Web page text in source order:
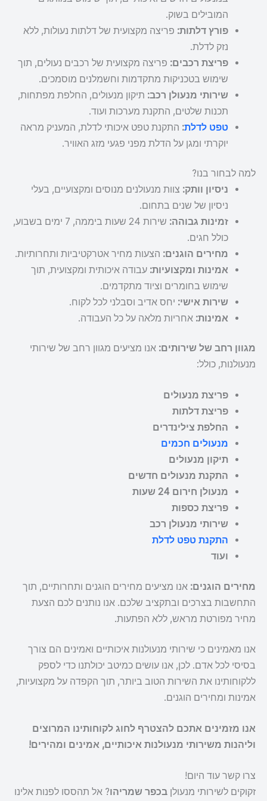
המובילים בשוק.
פורץ דלתות: פריצה מקצועית של דלתות נעולות, ללא
נזק לדלת.
פריצת רכבים: פריצה מקצועית של רכבים נעולים, תוך
שימוש בטכניקות מתקדמות וחשמלנים מוסמכים.
שירותי מנעולן רכב: תיקון מנעולים, החלפת מפתחות,
תכנות שלטים, התקנת מערכות ועוד.
טפט לדלת: התקנת טפט איכותי לדלת, המעניק מראה
יוקרתי ומגן על הדלת מפני פגעי מזג האוויר.
למה לבחור בנו?
ניסיון וותק: צוות מנעולנים מנוסים ומקצועיים, בעלי
ניסיון של שנים בתחום.
זמינות גבוהה:
שירות 24 שעות ביממה, 7 ימים בשבוע,
כולל חגים.
מחירים הוגנים: הצעות מחיר אטרקטיביות ותחרותיות.
אמינות ומקצועיות: עבודה איכותית ומקצועית, תוך
שימוש בחומרים וציוד מתקדמים.
שירות אישי: יחס אדיב וסבלני לכל לקוח.
אמינות: אחריות מלאה על כל העבודה.
מגוון רחב של שירותים: אנו מציעים מגוון רחב של שירותי
מנעולנות, כולל:
פריצת מנעולים
פריצת דלתות
החלפת צילינדרים
מנעולים חכמים
תיקון מנעולים
התקנת מנעולים חדשים
מנעולן חירום 24 שעות
פריצת כספות
שירותי מנעולן רכב
התקנת טפט לדלת
ועוד
מחירים הוגנים: אנו מציעים מחירים הוגנים ותחרותיים, תוך
התחשבות בצרכים ובתקציב שלכם. אנו נותנים לכם הצעת
מחיר מפורטת מראש, ללא הפתעות.
אנו מאמינים כי שירותי מנעולנות איכותיים ואמינים הם צורך
בסיסי לכל אדם. לכן, אנו עושים כמיטב יכולתנו כדי לספק
ללקוחותינו את השירות הטוב ביותר, תוך הקפדה על מקצועיות,
אמינות ומחירים הוגנים.
אנו מזמינים אתכם להצטרף לחוג לקוחותינו המרוצים
וליהנות משירותי מנעולנות איכותיים, אמינים ומהירים!
צרו קשר עוד היום!
זקוקים לשירותי מנעולן בכפר שמריהו? אל תהססו לפנות אלינו